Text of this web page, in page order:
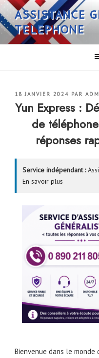
Aller
au
contenu
principal
ASSISTANCE
TELEPHONE
PUBLIÉ
LE
18 JANVIER 2024 PAR
Yun Express :
de
réponses
Service indépendant :
En savoir plus
Bienvenue dans le